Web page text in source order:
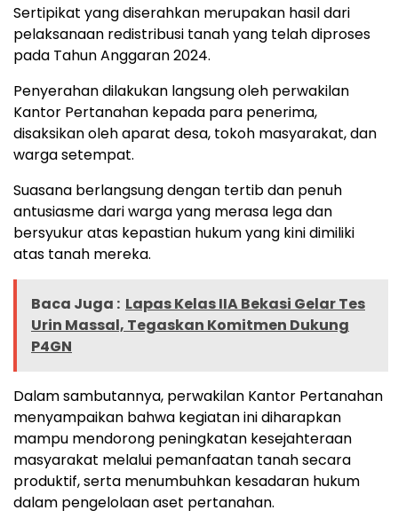
Sertipikat yang diserahkan merupakan hasil dari
pelaksanaan redistribusi tanah yang telah diproses
pada Tahun Anggaran 2024.
Penyerahan dilakukan langsung oleh perwakilan
Kantor Pertanahan kepada para penerima,
disaksikan oleh aparat desa, tokoh masyarakat, dan
warga setempat.
Suasana berlangsung dengan tertib dan penuh
antusiasme dari warga yang merasa lega dan
bersyukur atas kepastian hukum yang kini dimiliki
atas tanah mereka.
Baca Juga : Lapas Kelas IIA Bekasi Gelar Tes
Urin Massal, Tegaskan Komitmen Dukung
P4GN
Dalam sambutannya, perwakilan Kantor Pertanahan
menyampaikan bahwa kegiatan ini diharapkan
mampu mendorong peningkatan kesejahteraan
masyarakat melalui pemanfaatan tanah secara
produktif, serta menumbuhkan kesadaran hukum
dalam pengelolaan aset pertanahan.